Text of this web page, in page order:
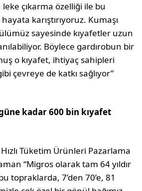
çıkarma özelliği ile bu
karıştırıyoruz. Kumaşı
sayesinde kıyafetler uzun
Böylece gardırobun bir
o kıyafet, ihtiyaç sahipleri
çevreye de katkı sağlıyor”
kadar 600 bin kıyafet
Tüketim Ürünleri Pazarlama
“Migros olarak tam 64 yıldır
topraklarda, 7’den 70’e, 81